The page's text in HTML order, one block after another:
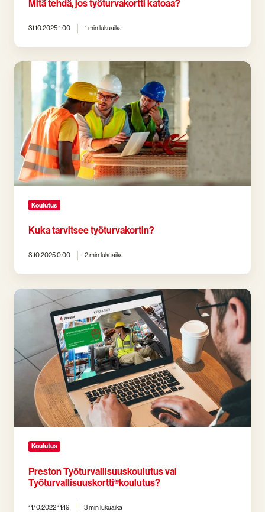
Mitä tehdä, jos työturvakortti katoaa?
31.10.2025 1:00 1 min lukuaika
Kuka
tarvitsee
työturvakortin?
Koulutus
Kuka tarvitsee työturvakortin?
8.10.2025 0:00 2 min lukuaika
Preston
Työturvallisuuskoulutus
Työturvallisuuskortti®­
Koulutus
Preston Työturvallisuuskoulutus vai
Työturvallisuuskortti®­koulutus?
11.10.2022 11:19 3 min lukuaika